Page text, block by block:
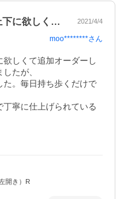
とても素敵です。ホールを上下に欲しくて… 2021/4/4
moo********さん
しくて追加オーダーし
たが、
た。毎日持ち歩くだけで
寧に仕上げられている
開き）R